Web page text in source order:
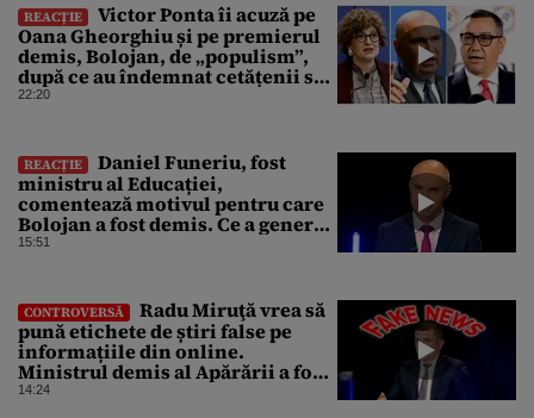
REACȚIE
Victor Ponta îi acuză pe
Oana Gheorghiu și pe premierul
demis, Bolojan, de „populism”,
după ce au îndemnat cetățenii să
reducă consumul energetic
22:20
REACȚIE
Daniel Funeriu, fost
ministru al Educației,
comentează motivul pentru care
Bolojan a fost demis. Ce a generat
eșecul guvernării
15:51
CONTROVERSĂ
Radu Miruţă vrea să
pună etichete de știri false pe
informațiile din online.
Ministrul demis al Apărării a fost
acuzat în repetate rânduri că
14:24